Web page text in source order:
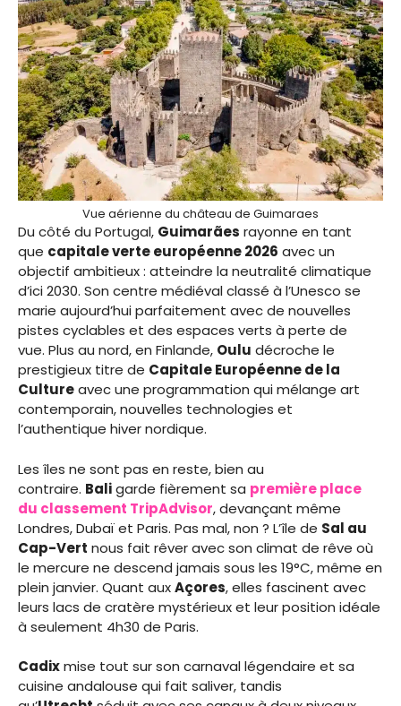
Vue aérienne du château de Guimaraes
Du côté du Portugal, Guimarães rayonne en tant
que capitale verte européenne 2026 avec un
objectif ambitieux : atteindre la neutralité climatique
d’ici 2030. Son centre médiéval classé à l’Unesco se
marie aujourd’hui parfaitement avec de nouvelles
pistes cyclables et des espaces verts à perte de
vue. Plus au nord, en Finlande, Oulu décroche le
prestigieux titre de Capitale Européenne de la
Cultureavec une programmation qui mélange art
contemporain, nouvelles technologies et
l’authentique hiver nordique.
Les îles ne sont pas en reste, bien au
contraire. Baligarde fièrement sa première place
du classement TripAdvisor, devançant même
Londres, Dubaï et Paris. Pas mal, non ? L’île de Sal au
Cap-Vert nous fait rêver avec son climat de rêve où
le mercure ne descend jamais sous les 19°C, même en
plein janvier. Quant auxAçores, elles fascinent avec
leurs lacs de cratère mystérieux et leur position idéale
à seulement 4h30 de Paris.
Cadixmise tout sur son carnaval légendaire et sa
cuisine andalouse qui fait saliver, tandis